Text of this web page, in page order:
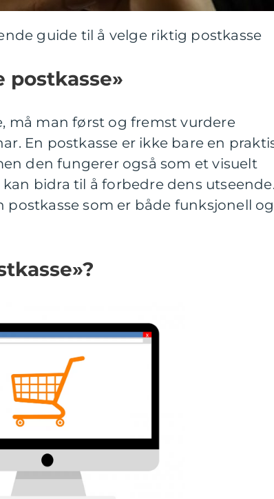
guide til å velge riktig postkasse
postkasse»
må man først og fremst vurdere
En postkasse er ikke bare en
den fungerer også som et visuelt
bidra til å forbedre dens utseende.
postkasse som er både funksjonell og